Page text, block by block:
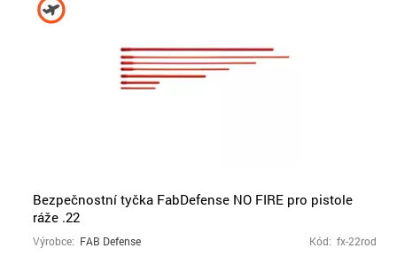
Bezpečnostní tyčka FabDefense NO FIRE pro pistole
ráže .22
Výrobce: FAB Defense Kód: fx-22rod